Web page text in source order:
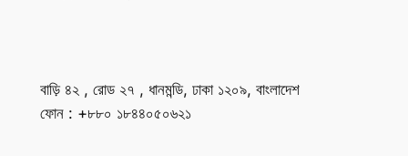
বাড়ি ৪২ , রোড ২৭ , ধানমন্ডি, ঢাকা ১২০৯, বাংলাদেশ
ফোন : +৮৮০ ১৮৪৪০৫০৬২১